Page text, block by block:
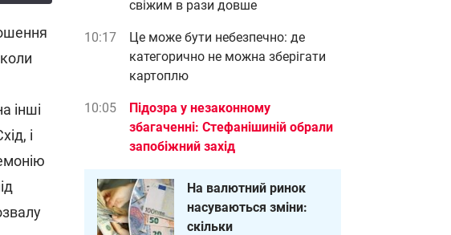
інші
і
свіжим в рази довше
10:17
Це може бути небезпечно: де
категорично не можна зберігати
картоплю
10:05
Підозра у незаконному
збагаченні: Стефанішиній обрали
запобіжний захід
На валютний ринок
насуваються зміни:
скільки